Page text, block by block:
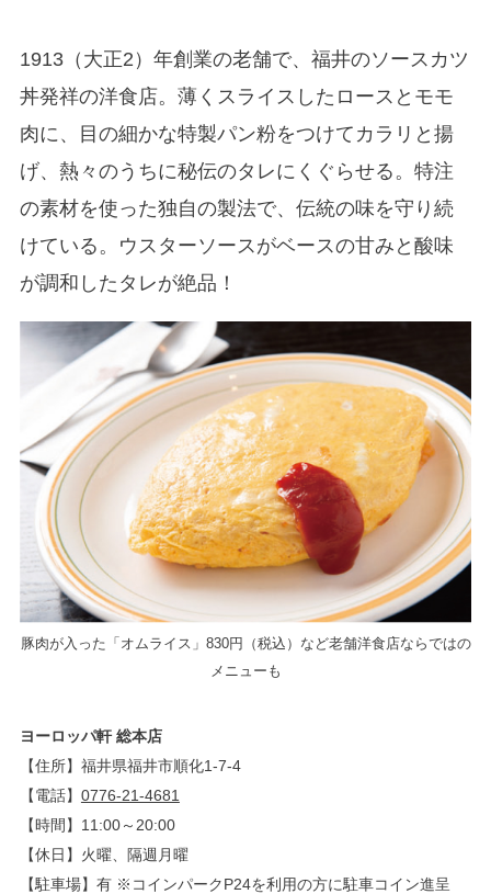
1913（大正2）年創業の老舗で、福井のソースカツ
丼発祥の洋食店。薄くスライスしたロースとモモ
肉に、目の細かな特製パン粉をつけてカラリと揚
げ、熱々のうちに秘伝のタレにくぐらせる。特注
の素材を使った独自の製法で、伝統の味を守り続
けている。ウスターソースがベースの甘みと酸味
が調和したタレが絶品！
豚肉が入った「オムライス」830円（税込）など老舗洋食店ならではの
メニューも
ヨーロッパ軒 総本店
【住所】福井県福井市順化1-7-4
【電話】 0776-21-4681
【時間】11:00～20:00
【休日】火曜、隔週月曜
【駐車場】有 ※コインパークP24を利用の方に駐車コイン進呈